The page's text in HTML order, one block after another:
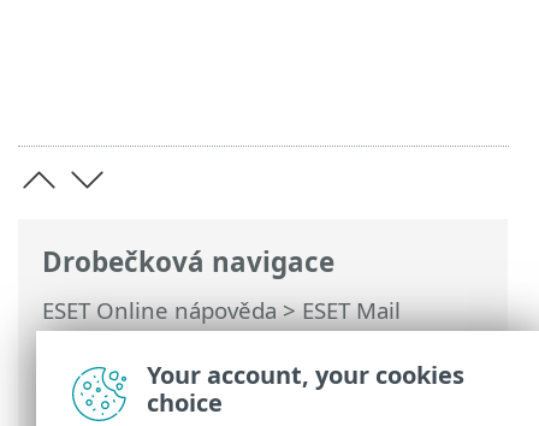
Drobečková navigace
ESET Online nápověda>ESET Mail
Security>Práce s ESET Mail Security>
Nástroje
>Plánovač>Vytvoření
naplánované úlohy
> Spuštění aplikace
Your account, your cookies
choice